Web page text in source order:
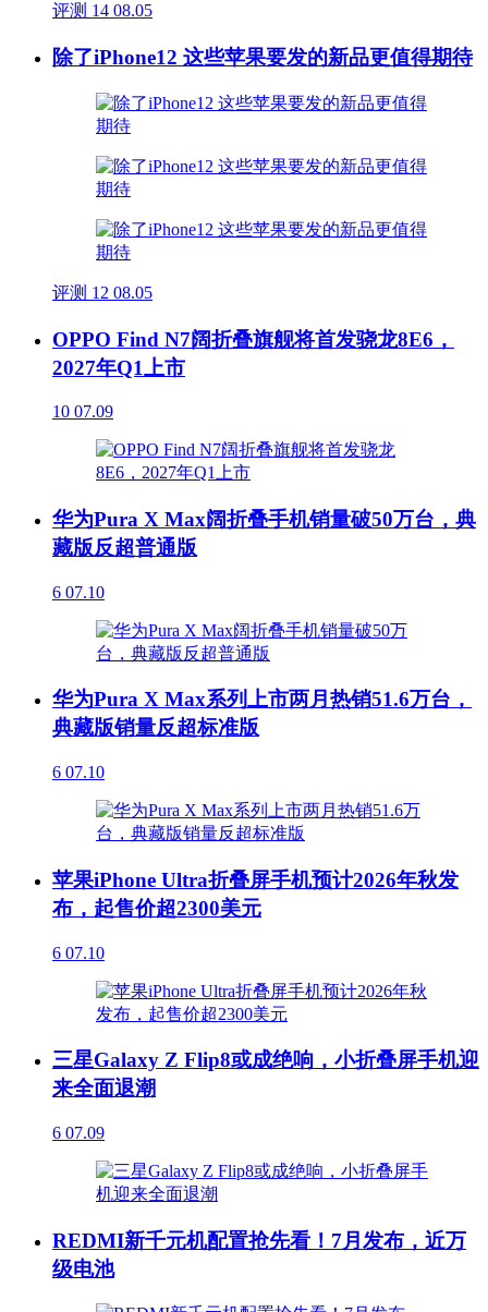
评测 14 08.05
除了iPhone12 这些苹果要发的新品更值得期待
评测 12 08.05
OPPO Find N7阔折叠旗舰将首发骁龙8E6，
2027年Q1上市
10 07.09
华为Pura X Max阔折叠手机销量破50万台，典
藏版反超普通版
6 07.10
华为Pura X Max系列上市两月热销51.6万台，
典藏版销量反超标准版
6 07.10
苹果iPhone Ultra折叠屏手机预计2026年秋发
布，起售价超2300美元
6 07.10
三星Galaxy Z Flip8或成绝响，小折叠屏手机迎
来全面退潮
6 07.09
REDMI新千元机配置抢先看！7月发布，近万
级电池